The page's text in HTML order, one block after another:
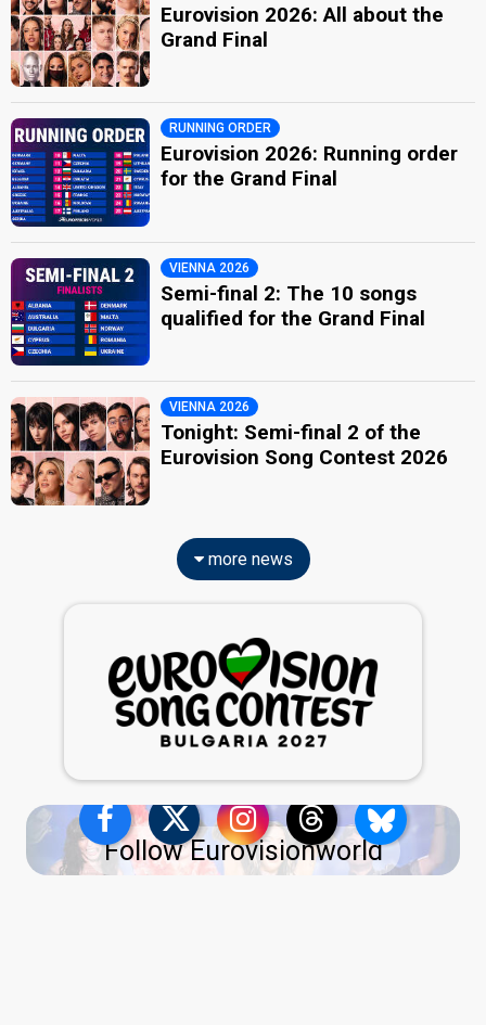
Eurovision 2026: All about the
Grand Final
RUNNING ORDER
Eurovision 2026: Running order
for the Grand Final
VIENNA 2026
Semi-final 2: The 10 songs
qualified for the Grand Final
VIENNA 2026
Tonight: Semi-final 2 of the
Eurovision Song Contest 2026
more news
Follow Eurovisionworld